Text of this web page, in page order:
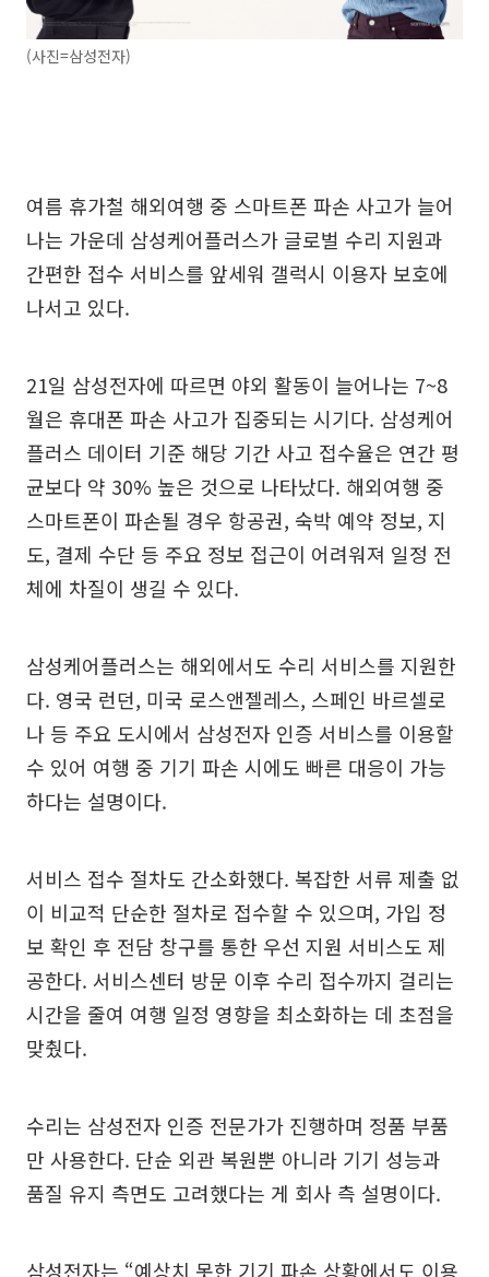
(사진=삼성전자)
여름 휴가철 해외여행 중 스마트폰 파손 사고가 늘어
나는 가운데 삼성케어플러스가 글로벌 수리 지원과
간편한 접수 서비스를 앞세워 갤럭시 이용자 보호에
나서고 있다.
21일 삼성전자에 따르면 야외 활동이 늘어나는 7~8
월은 휴대폰 파손 사고가 집중되는 시기다. 삼성케어
플러스 데이터 기준 해당 기간 사고 접수율은 연간 평
균보다 약 30% 높은 것으로 나타났다. 해외여행 중
스마트폰이 파손될 경우 항공권, 숙박 예약 정보, 지
도, 결제 수단 등 주요 정보 접근이 어려워져 일정 전
체에 차질이 생길 수 있다.
삼성케어플러스는 해외에서도 수리 서비스를 지원한
다. 영국 런던, 미국 로스앤젤레스, 스페인 바르셀로
나 등 주요 도시에서 삼성전자 인증 서비스를 이용할
수 있어 여행 중 기기 파손 시에도 빠른 대응이 가능
하다는 설명이다.
서비스 접수 절차도 간소화했다. 복잡한 서류 제출 없
이 비교적 단순한 절차로 접수할 수 있으며, 가입 정
보 확인 후 전담 창구를 통한 우선 지원 서비스도 제
공한다. 서비스센터 방문 이후 수리 접수까지 걸리는
시간을 줄여 여행 일정 영향을 최소화하는 데 초점을
맞췄다.
수리는 삼성전자 인증 전문가가 진행하며 정품 부품
만 사용한다. 단순 외관 복원뿐 아니라 기기 성능과
품질 유지 측면도 고려했다는 게 회사 측 설명이다.
삼성전자는 “예상치 못한 기기 파손 상황에서도 이용